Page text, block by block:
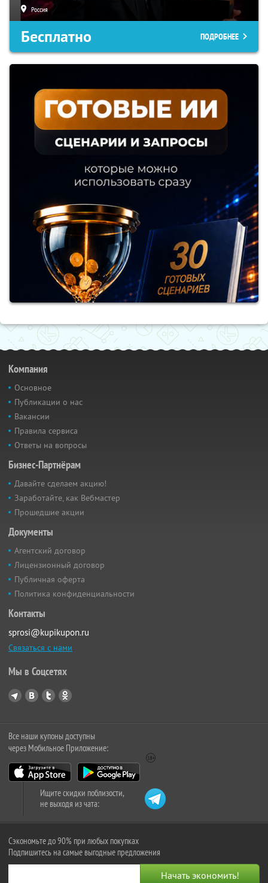
Россия
Бесплатно ПОДРОБНЕЕ
Компания
Основное
Публикации о нас
Вакансии
Правила сервиса
Ответы на вопросы
Бизнес-Партнёрам
Давайте сделаем акцию!
Заработайте, как Вебмастер
Прошедшие акции
Документы
Агентский договор
Лицензионный договор
Публичная оферта
Политика конфиденциальности
Контакты
sprosi@kupikupon.ru
Связаться с нами
Мы в Соцсетях
Все наши купоны доступны
через Мобильное Приложение:
Ищите скидки поблизости,
не выходя из чата:
Сэкономьте до 90% при любых покупках
Подпишитесь на самые выгодные предложения